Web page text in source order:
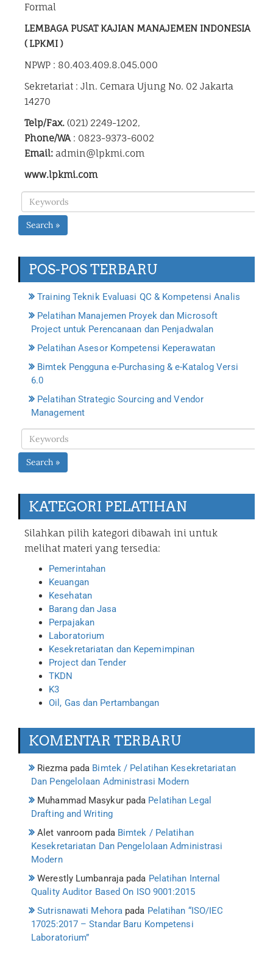
Formal
LEMBAGA PUSAT KAJIAN MANAJEMEN INDONESIA
( LPKMI )
NPWP : 80.403.409.8.045.000
Sekretariat : Jln. Cemara Ujung No. 02 Jakarta
14270
Telp/Fax. (021) 2249-1202,
Phone/WA: 0823-9373-6002
Email: admin@lpkmi.com
www.lpkmi.com
Search »
POS-POS TERBARU
Training Teknik Evaluasi QC & Kompetensi Analis
Pelatihan Manajemen Proyek dan Microsoft
Project untuk Perencanaan dan Penjadwalan
Pelatihan Asesor Kompetensi Keperawatan
Bimtek Pengguna e-Purchasing & e-Katalog Versi
6.0
Pelatihan Strategic Sourcing and Vendor
Management
Search »
KATEGORI PELATIHAN
Silahkan pilih kategori dibawah ini untuk
melihat materi yang tersedia:
Pemerintahan
Keuangan
Kesehatan
Barang dan Jasa
Perpajakan
Laboratorium
Kesekretariatan dan Kepemimpinan
Project dan Tender
TKDN
K3
Oil, Gas dan Pertambangan
KOMENTAR TERBARU
Riezmapada Bimtek / Pelatihan Kesekretariatan
Dan Pengelolaan Administrasi Modern
Muhammad Masykurpada Pelatihan Legal
Drafting and Writing
Alet vanroom pada Bimtek / Pelatihan
Kesekretariatan Dan Pengelolaan Administrasi
Modern
Werestly Lumbanraja pada Pelatihan Internal
Quality Auditor Based On ISO 9001:2015
Sutrisnawati Mehora pada Pelatihan “ISO/IEC
17025:2017 – Standar Baru Kompetensi
Laboratorium”